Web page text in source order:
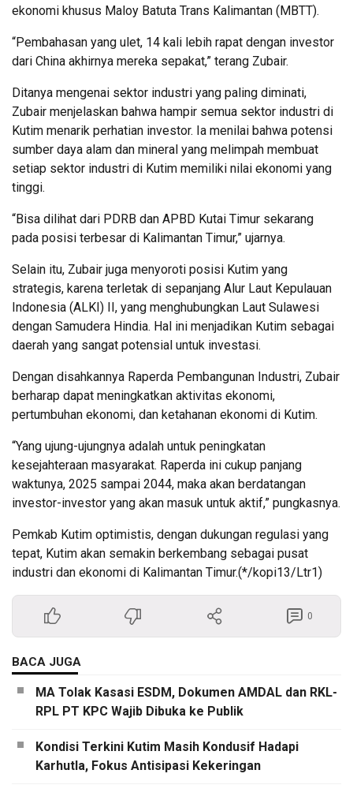
ekonomi khusus Maloy Batuta Trans Kalimantan (MBTT).
“Pembahasan yang ulet, 14 kali lebih rapat dengan investor
dari China akhirnya mereka sepakat,” terang Zubair.
Ditanya mengenai sektor industri yang paling diminati,
Zubair menjelaskan bahwa hampir semua sektor industri di
Kutim menarik perhatian investor. Ia menilai bahwa potensi
sumber daya alam dan mineral yang melimpah membuat
setiap sektor industri di Kutim memiliki nilai ekonomi yang
tinggi.
“Bisa dilihat dari PDRB dan APBD Kutai Timur sekarang
pada posisi terbesar di Kalimantan Timur,” ujarnya.
Selain itu, Zubair juga menyoroti posisi Kutim yang
strategis, karena terletak di sepanjang Alur Laut Kepulauan
Indonesia (ALKI) II, yang menghubungkan Laut Sulawesi
dengan Samudera Hindia. Hal ini menjadikan Kutim sebagai
daerah yang sangat potensial untuk investasi.
Dengan disahkannya Raperda Pembangunan Industri, Zubair
berharap dapat meningkatkan aktivitas ekonomi,
pertumbuhan ekonomi, dan ketahanan ekonomi di Kutim.
“Yang ujung-ujungnya adalah untuk peningkatan
kesejahteraan masyarakat. Raperda ini cukup panjang
waktunya, 2025 sampai 2044, maka akan berdatangan
investor-investor yang akan masuk untuk aktif,” pungkasnya.
Pemkab Kutim optimistis, dengan dukungan regulasi yang
tepat, Kutim akan semakin berkembang sebagai pusat
industri dan ekonomi di Kalimantan Timur.(*/kopi13/Ltr1)
0
BACA JUGA
MA Tolak Kasasi ESDM, Dokumen AMDAL dan RKL-
RPL PT KPC Wajib Dibuka ke Publik
Kondisi Terkini Kutim Masih Kondusif Hadapi
Karhutla, Fokus Antisipasi Kekeringan